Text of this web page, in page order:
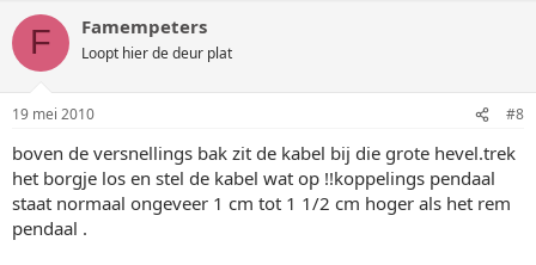
F Famempeters
Loopt hier de deur plat
19 mei 2010 #8
boven de versnellings bak zit de kabel bij die grote hevel.trek
het borgje los en stel de kabel wat op !!koppelings pendaal
staat normaal ongeveer 1 cm tot 1 1/2 cm hoger als het rem
pendaal .